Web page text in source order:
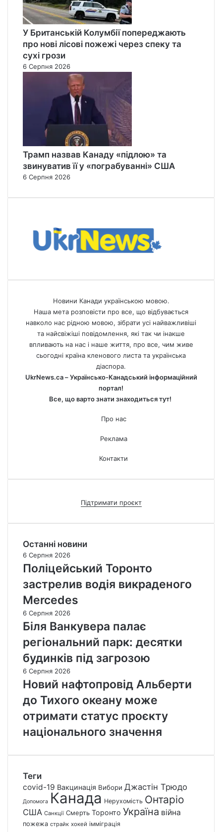
У Британській Колумбії попереджають
про нові лісові пожежі через спеку та
сухі грози
6 Серпня 2026
Трамп назвав Канаду «підлою» та
звинуватив її у «пограбуванні» США
6 Серпня 2026
Новини Канади українською мовою.
Наша мета розповісти про все, що відбувається
навколо нас рідною мовою, зібрати усі найважливіші
та найсвіжіші повідомлення, які так чи інакше
впливають на нас і наше життя, про все, чим живе
сьогодні країна кленового листа та українська
діаспора.
UkrNews.ca – Українсько-Канадський інформаційний
портал!
Все, що варто знати знаходиться тут!
Про нас
Реклама
Контакти
Підтримати проєкт
Останні новини
6 Серпня 2026
Поліцейський Торонто
застрелив водія викраденого
Mercedes
6 Серпня 2026
Біля Ванкувера палає
регіональний парк: десятки
будинків під загрозою
6 Серпня 2026
Новий нафтопровід Альберти
до Тихого океану може
отримати статус проєкту
національного значення
Теги
covid-19 Вакцинація Вибори Джастін Трюдо
Допомога Канада Нерухомість Онтаріо
США Санкції Смерть Торонто Україна війна
пожежа страйк хокей імміграція